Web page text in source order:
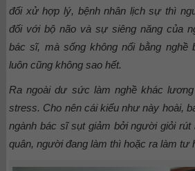
đối xử hợp lý, bệnh nhân lịch sự thì
đối với bộ não và sự siêng năng của
bác sĩ, mà sống không nổi bằng nghề
luôn cũng không sao hết.
Ra ngoài dư sức làm nghề khác
stress. Cho nên cái kiểu như này hoài,
ngành bác sĩ sụt giảm bởi người giỏi rút
quân, người đang làm thì hoặc ra làm